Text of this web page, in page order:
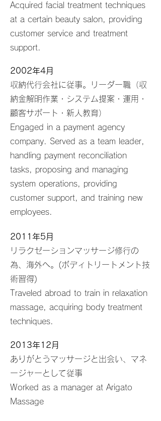
Acquired facial treatment techniques
at a certain beauty salon, providing
customer service and treatment
support.
2002年4月
収納代行会社に従事。
リーダー職（収
納金解明作業・システム提案・運用・
顧客サポート・新人教育）
Engaged in a payment agency
company. Served as a team leader,
handling payment reconciliation
tasks, proposing and managing
system operations, providing
customer support, and training new
employees.
2011年5月
リラクゼーションマッサージ修行の
為、海外へ。(ボディトリートメント技
術習得)
​Traveled abroad to train in relaxation
massage, acquiring body treatment
techniques.
2013年12月
ありがとうマッサージと出会い、マネ
ージャーとして従事
Worked as a manager at Arigato
Massage